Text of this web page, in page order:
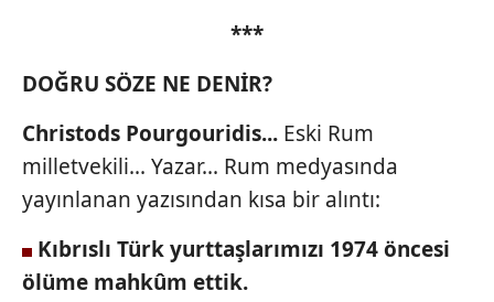
***
DOĞRU SÖZE NE DENİR?
Christods Pourgouridis... Eski Rum
milletvekili... Yazar... Rum medyasında
yayınlanan yazısından kısa bir alıntı:
Kıbrıslı Türk yurttaşlarımızı 1974 öncesi
ölüme mahkûm ettik.